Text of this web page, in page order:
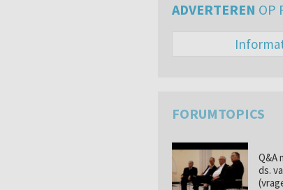
ADVERTEREN OP
FORUMTOPICS
Q&A
ds.